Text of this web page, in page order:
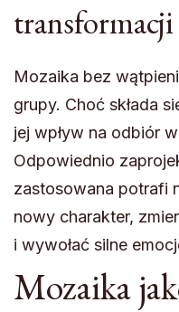
Mozaika bez
grupy. Choć składa
jej wpływ na odbiór
Odpowiednio
zastosowana potrafi
nowy charakter,
i wywołać silne
Mozaika